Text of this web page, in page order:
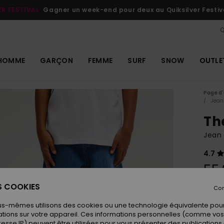
FESTIVAL Gagner un week-end pour deux au Quiksilver
GARÇON FEMME SURF SNOW
Page
Jean
4.7
COOKIES
mêmes utilisons des cookies ou une technologie équivalente
sur votre appareil. Ces informations personnelles (comme